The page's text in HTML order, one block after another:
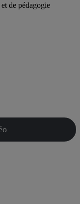
de pédagogie